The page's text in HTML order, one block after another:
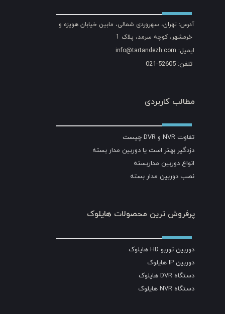
آدرس: تهران، سهروردی شمالی، مابین خیابان هویزه و
خرمشهر، کوچه سرمد، پلاک 1
ایمیل: info@tartandezh.com
تلفن: 52605-021
مطالب کاربردی
تفاوت NVR و DVR چیست
دزدگیر بهتر است یا دوربین مدار بسته
انواع دوربین مداربسته
نصب دوربین مدار بسته
پرفروش ترین محصولات هایلوک
دوربین توربو HD هایلوک
دوربین IP هایلوک
دستگاه DVR هایلوک
دستگاه NVR هایلوک